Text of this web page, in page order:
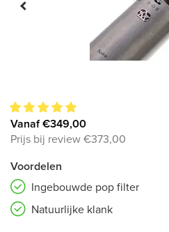
Vanaf €349,00
Prijs bij review €373,00
Voordelen
Ingebouwde pop filter
Natuurlijke klank